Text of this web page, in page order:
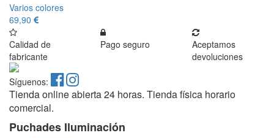
Varios colores
69,90
Calidad de
fabricante
Pago seguro
Aceptamos
devoluciones
Síguenos:
Tienda online abierta 24 horas. Tienda física horario
comercial.
Puchades Iluminación